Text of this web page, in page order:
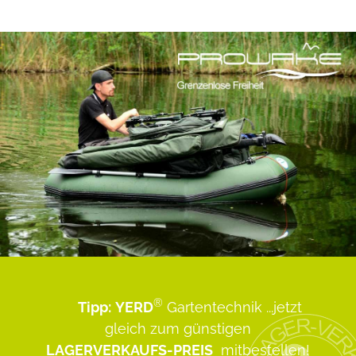
Tipp: YERD® Gartentechnik ...jetzt
gleich zum günstigen
LAGERVERKAUFS-PREIS mitbestellen!